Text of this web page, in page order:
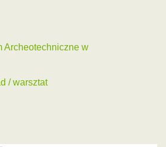
Archeotechniczne w
/ warsztat